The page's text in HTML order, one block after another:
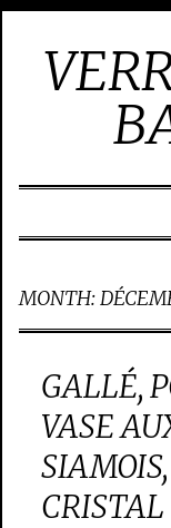
MONTH:
GALLÉ,
VASE